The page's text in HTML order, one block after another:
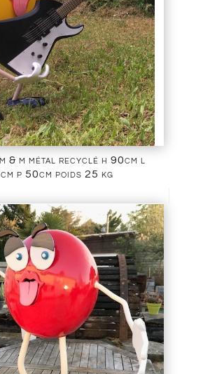
& m métal recyclé h 90cm l
p 50cm poids 25 kg